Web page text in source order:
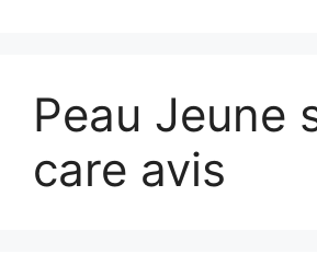
Peau Jeune
care avis